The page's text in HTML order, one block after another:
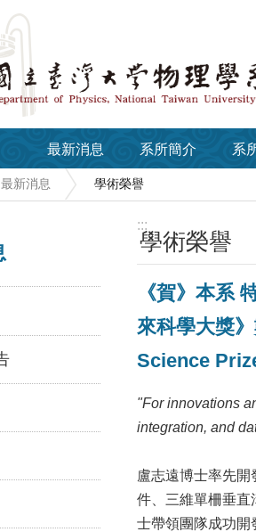
最新消息 系所簡介 系
最新消息 學術榮譽
:::
學術榮譽
《賀》本系
來科學大獎
Science
"For innovations
integration, and
盧志遠博士率先
件、三維單柵垂直
士帶領團隊成功開